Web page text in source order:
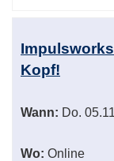
Kopf!
Wann: Do.
Wo: Online